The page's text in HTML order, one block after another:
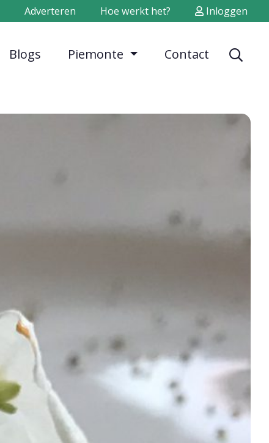
Adverteren Hoe werkt het? Inloggen
Blogs Piemonte Contact